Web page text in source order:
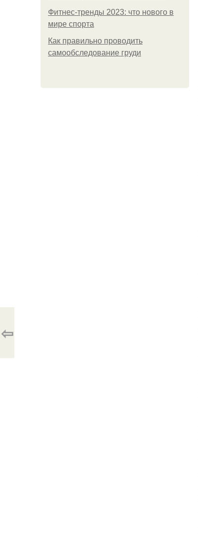
Фитнес-тренды 2023: что нового в
мире спорта
Как правильно проводить
самообследование груди
⇦